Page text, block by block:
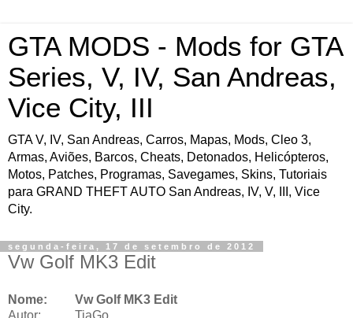
GTA MODS - Mods for GTA
Series, V, IV, San Andreas,
Vice City, III
GTA V, IV, San Andreas, Carros, Mapas, Mods, Cleo 3,
Armas, Aviões, Barcos, Cheats, Detonados, Helicópteros,
Motos, Patches, Programas, Savegames, Skins, Tutoriais
para GRAND THEFT AUTO San Andreas, IV, V, III, Vice
City.
segunda-feira, 17 de setembro de 2012
Vw Golf MK3 Edit
Nome:
Vw Golf MK3 Edit
Autor:
TiaGo